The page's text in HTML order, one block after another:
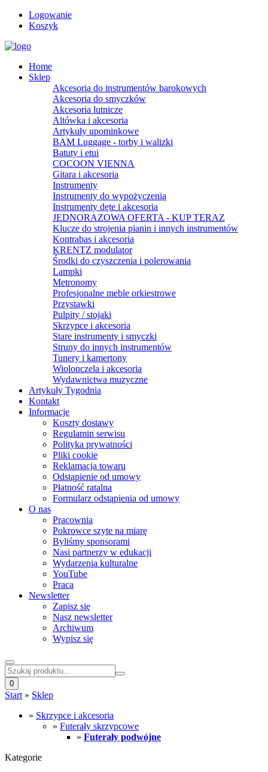
Logowanie
Koszyk
Home
Sklep
Akcesoria do instrumentów barokowych
Akcesoria do smyczków
Akcesoria lutnicze
Altówka i akcesoria
Artykuły upominkowe
BAM Luggage - torby i walizki
Batuty i etui
COCOON VIENNA
Gitara i akcesoria
Instrumenty
Instrumenty do wypożyczenia
Instrumenty dęte i akcesoria
JEDNORAZOWA OFERTA - KUP TERAZ
Klucze do strojenia pianin i innych instrumentów
Kontrabas i akcesoria
KRENTZ modulator
Środki do czyszczenia i polerowania
Lampki
Metronomy
Profesjonalne meble orkiestrowe
Przystawki
Pulpity / stojaki
Skrzypce i akcesoria
Stare instrumenty i smyczki
Struny do innych instrumentów
Tunery i kamertony
Wiolonczela i akcesoria
Wydawnictwa muzyczne
Artykuły Tygodnia
Kontakt
Informacje
Koszty dostawy
Regulamin serwisu
Polityka prywatności
Pliki cookie
Reklamacja towaru
Odstąpienie od umowy
Płatność ratalna
Formularz odstąpienia od umowy
O nas
Pracownia
Pokrowce szyte na miarę
Byliśmy sponsorami
Nasi partnerzy w edukacji
Wydarzenia kulturalne
YouTube
Praca
Newsletter
Zapisz się
Nasz newsletter
Archiwum
Wypisz się
0
Start » Sklep
» Skrzypce i akcesoria
» Futerały skrzypcowe
» Futerały podwójne
Kategorie